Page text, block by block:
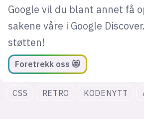
Google vil du blant annet få
sakene våre i Google
støtten!
Foretrekk oss 😻
CSS RETRO KODENYTT